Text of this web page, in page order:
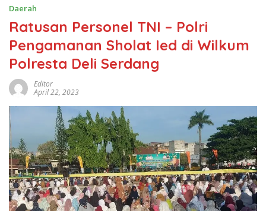
Daerah
Ratusan Personel TNI – Polri
Pengamanan Sholat Ied di Wilkum
Polresta Deli Serdang
Editor
April 22, 2023